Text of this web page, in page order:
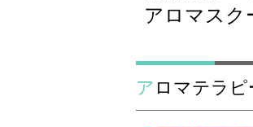
アロマスク
アロマテラ